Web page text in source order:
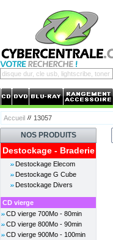
Accueil 13057
NOS PRODUITS
Destockage - Braderie
Destockage Elecom
Destockage G Cube
Destockage Divers
CD vierge
CD vierge 700Mo - 80min
CD vierge 800Mo - 90min
CD vierge 900Mo - 100min